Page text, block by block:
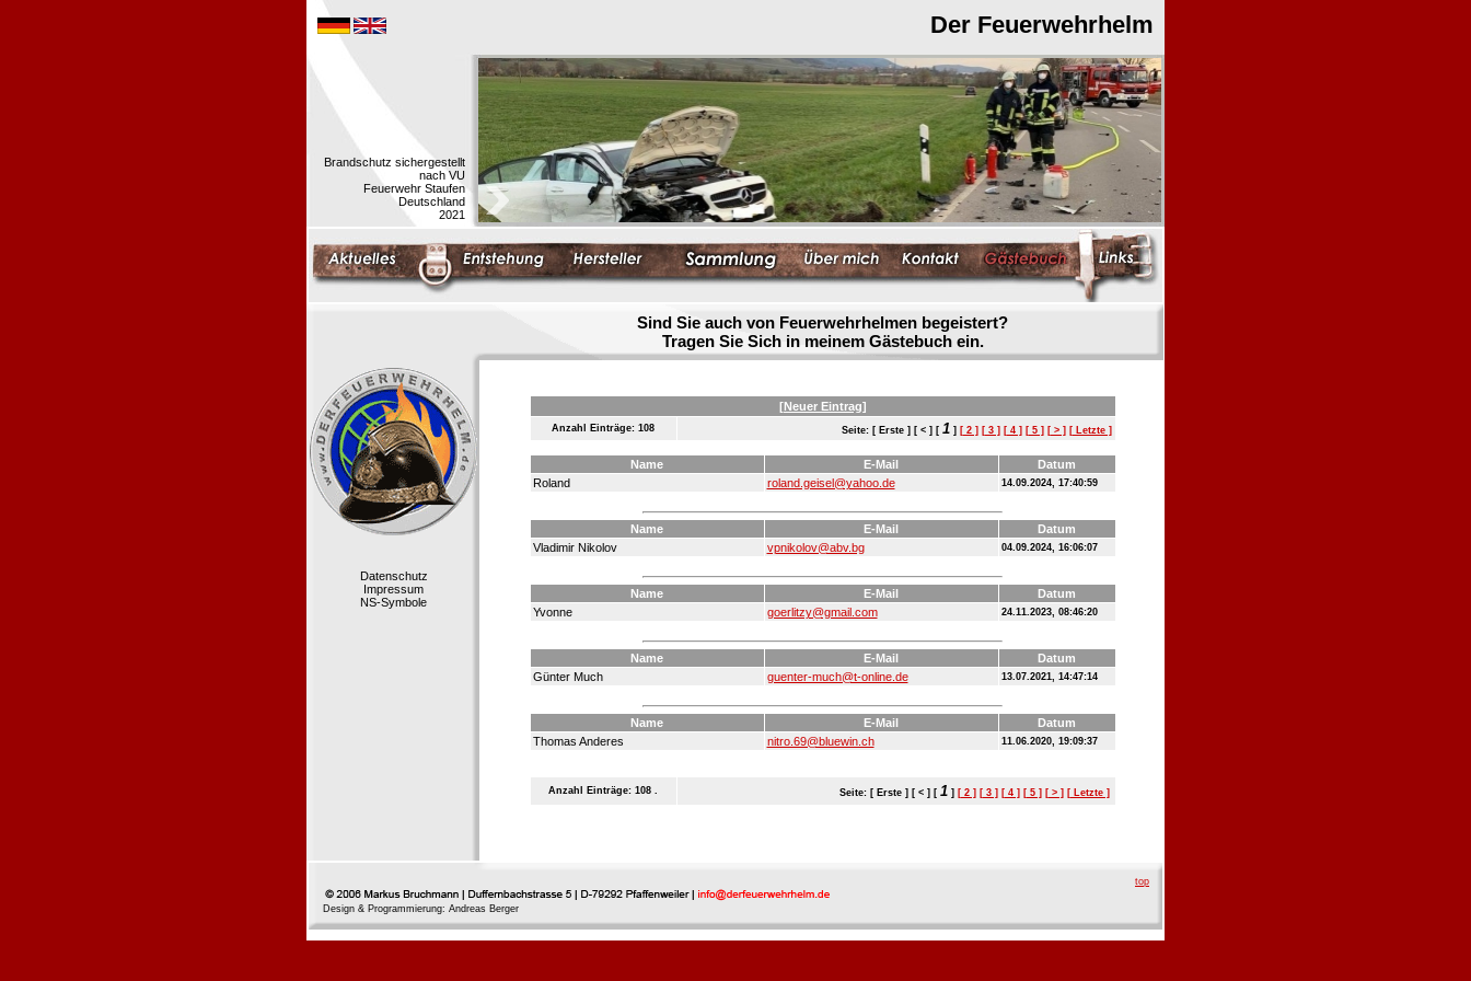
Der Feuerwehrhelm
Brandschutz sichergestellt
nach VU
Feuerwehr Staufen
Deutschland
2021
Sind Sie auch von Feuerwehrhelmen begeistert?
Tragen Sie Sich in meinem Gästebuch ein.
Datenschutz
Impressum
NS-Symbole
[Neuer Eintrag]
Anzahl Einträge: 108 Seite: [ Erste ] [ < ] [ 1] [ 2 ] [ 3 ] [ 4 ] [ 5 ] [ > ] [ Letzte ]
Name E-Mail
Datum
Roland
roland.geisel@yahoo.de 14.09.2024, 17:40:59
Name E-Mail
Datum
Vladimir Nikolov
vpnikolov@abv.bg 04.09.2024, 16:06:07
Name E-Mail
Datum
Yvonne
goerlitzy@gmail.com 24.11.2023, 08:46:20
Name E-Mail
Datum
Günter Much
guenter-much@t-online.de 13.07.2021, 14:47:14
Name E-Mail
Datum
Thomas Anderes
nitro.69@bluewin.ch 11.06.2020, 19:09:37
Anzahl Einträge: 108 . Seite: [ Erste ] [ < ] [ 1] [ 2 ] [ 3 ] [ 4 ] [ 5 ] [ > ] [ Letzte ]
Design & Programmierung: Andreas Berger
top